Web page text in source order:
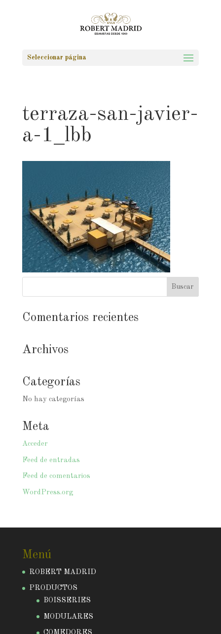
Seleccionar página
terraza-san-javier-
a-1_lbb
Comentarios recientes
Archivos
Categorías
No hay categorías
Meta
Acceder
Feed de entradas
Feed de comentarios
WordPress.org
Menú
ROBERT MADRID
PRODUCTOS
BOISSERIES
MODULARES